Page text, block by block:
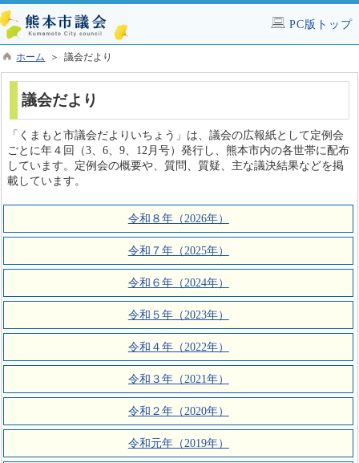
PC版トップ
ホーム ＞ 議会だより
議会だより
「くまもと市議会だよりいちょう」は、議会の広報紙として定例会
ごとに年４回（3、6、9、12月号）発行し、熊本市内の各世帯に配布
しています。定例会の概要や、質問、質疑、主な議決結果などを掲
載しています。
令和８年（2026年）
令和７年（2025年）
令和６年（2024年）
令和５年（2023年）
令和４年（2022年）
令和３年（2021年）
令和２年（2020年）
令和元年（2019年）